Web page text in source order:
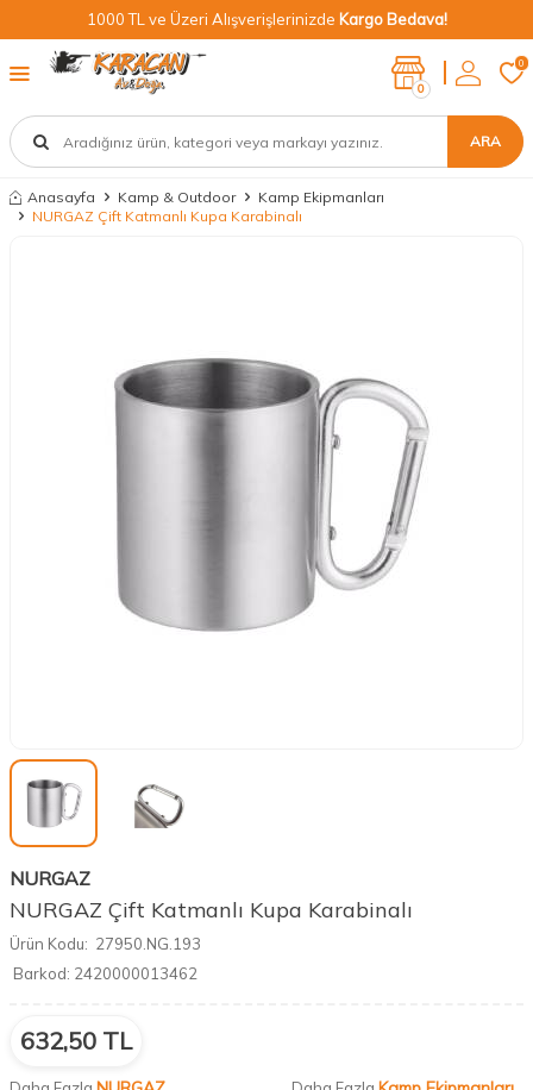
1000 TL ve Üzeri Alışverişlerinizde Kargo Bedava!
ARA
0
0
Anasayfa Kamp & Outdoor
Kamp Ekipmanları
NURGAZ Çift Katmanlı Kupa Karabinalı
NURGAZ
NURGAZ Çift Katmanlı Kupa Karabinalı
Ürün Kodu: 27950.NG.193
Barkod: 2420000013462
632,50 TL